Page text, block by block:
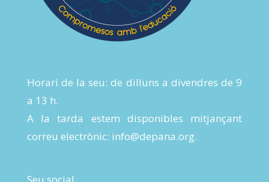
Horari de la seu: de dilluns a divendres de 9
a 13 h.
A la tarda estem disponibles mitjançant
correu electrònic: info@depana.org.
Seu social